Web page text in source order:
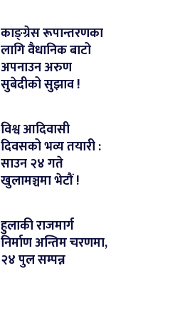
काङ्ग्रेस रूपान्तरणका
लागि वैधानिक बाटो
अपनाउन अरुण
सुबेदीको सुझाव !
विश्व आदिवासी
दिवसको भव्य तयारी :
साउन २४ गते
खुलामञ्चमा भेटौं !
हुलाकी राजमार्ग
निर्माण अन्तिम चरणमा,
२४ पुल सम्पन्न